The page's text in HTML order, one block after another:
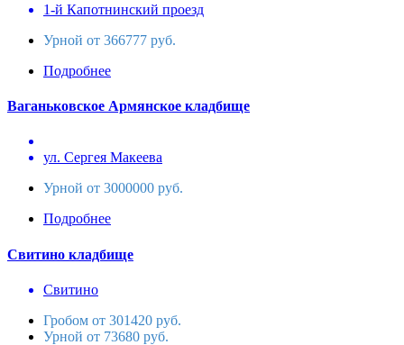
1-й Капотнинский проезд
Урной от 366777 руб.
Подробнее
Ваганьковское Армянское кладбище
ул. Сергея Макеева
Урной от 3000000 руб.
Подробнее
Свитино кладбище
Свитино
Гробом от 301420 руб.
Урной от 73680 руб.